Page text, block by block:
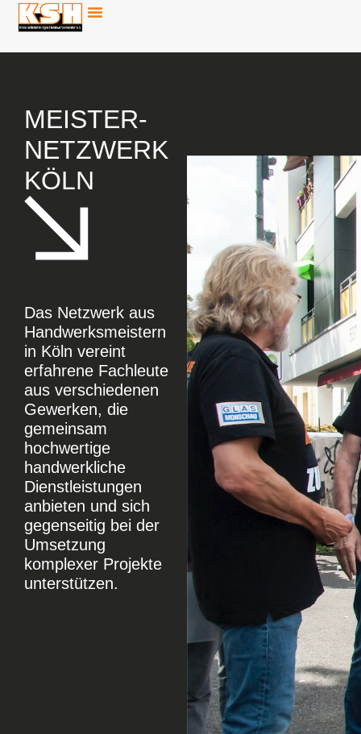
MEISTER-
NETZWERK
KÖLN
Das Netzwerk aus
Handwerksmeistern
in Köln vereint
erfahrene Fachleute
aus verschiedenen
Gewerken, die
gemeinsam
hochwertige
handwerkliche
Dienstleistungen
anbieten und sich
gegenseitig bei der
Umsetzung
komplexer Projekte
unterstützen.